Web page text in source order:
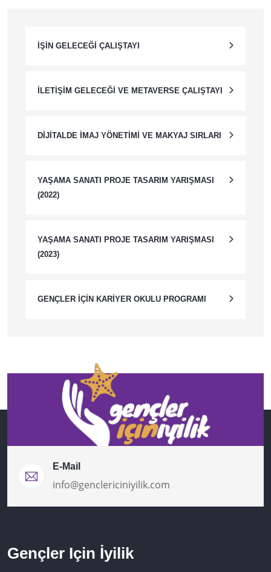
İŞIN GELECEĞI ÇALIŞTAYI
İLETIŞIM GELECEĞI VE METAVERSE ÇALIŞTAYI
DIJITALDE İMAJ YÖNETIMI VE MAKYAJ SIRLARI
YAŞAMA SANATI PROJE TASARIM YARIŞMASI
(2022)
YAŞAMA SANATI PROJE TASARIM YARIŞMASI
(2023)
GENÇLER İÇIN KARIYER OKULU PROGRAMI
E-Mail
info@genclericiniyilik.com
Gençler Için İyilik